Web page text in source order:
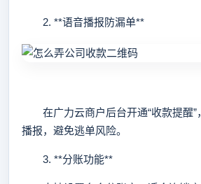
2. **语音播报防漏单**
在广力云商户后台开通“收款提醒”
播报，避免逃单风险。
3. **分账功能**